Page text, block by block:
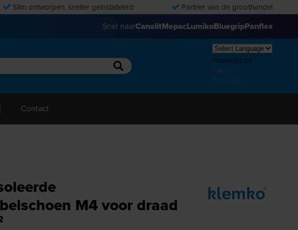
Slim ontworpen, sneller geïnstalleerd Partner van de groothandel
Snel naarCanalitMepacLumikoBluegripPanflex
Powered by
Contact
M4 voor draad